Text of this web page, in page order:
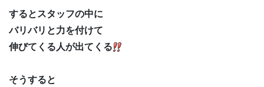
するとスタッフの中に
バリバリと力を付けて
伸びてくる人が出てくる
そうすると